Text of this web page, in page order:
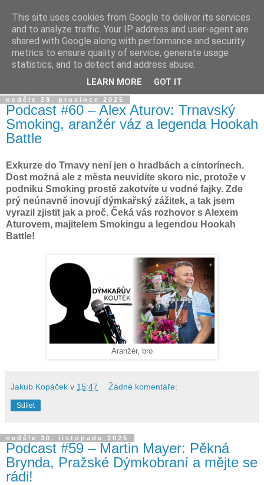
Dýmkařův koutek
Místo pro všechny, kteří se chtějí dozvědět něco o světě
vodních dýmek a trochu se pobavit!
neděle 28. prosince 2025
Podcast #60 – Alex Aturov: Trnavský
Smoking, aranžér váz a legenda Hookah
Battle
Exkurze do Trnavy není jen o hradbách a cintorínech.
Dost možná ale z města neuvidíte skoro nic, protože v
podniku Smoking prostě zakotvíte u vodné fajky. Zde
prý neúnavně inovují dýmkařský zážitek, a tak jsem
vyrazil zjistit jak a proč. Čeká vás rozhovor s Alexem
Aturovem, majitelem Smokingu a legendou Hookah
Battle!
Aranžér, bro
Jakub Kopáček v 15:47 Žádné komentáře:
Sdílet
neděle 30. listopadu 2025
Podcast #59 – Martin Mayer: Pěkná
Brynda, Pražské Dýmkobraní a mějte se
rádi!
This site uses cookies from Google to deliver its services
and to analyze traffic. Your IP address and user-agent are
shared with Google along with performance and security
metrics to ensure quality of service, generate usage
statistics, and to detect and address abuse.
LEARN MORE GOT IT